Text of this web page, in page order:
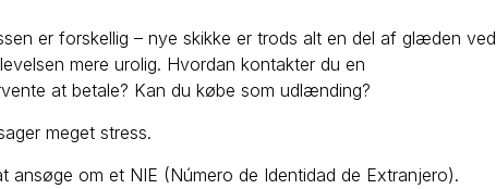
er forskellig – nye skikke er trods alt en del af glæden ved
mere urolig. Hvordan kontakter du en
at betale? Kan du købe som udlænding?
meget stress.
om et NIE (Número de Identidad de Extranjero).